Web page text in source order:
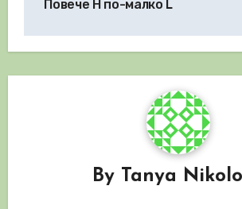
Повече H по-малко L
By Tanya